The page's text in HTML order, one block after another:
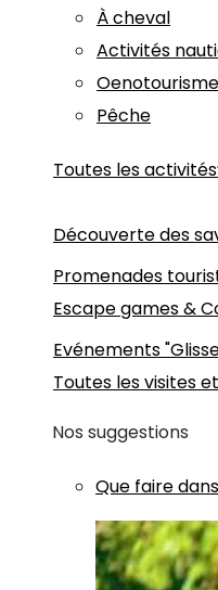
À cheval
Activités
Oenotourisme
Pêche
Toutes les activités
Découverte des
Promenades
Escape games &
Evénements
Toutes les visites
Nos suggestions
Que faire